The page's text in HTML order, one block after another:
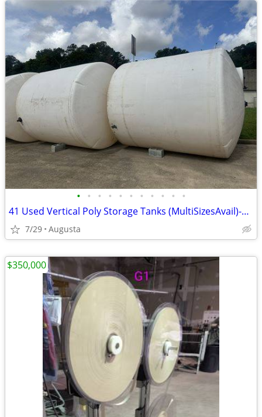
• • • • • • • • • • •
41 Used Vertical Poly Storage Tanks (MultiSizesAvail)-$1 per gal OBO
7/29 Augusta
$350,000